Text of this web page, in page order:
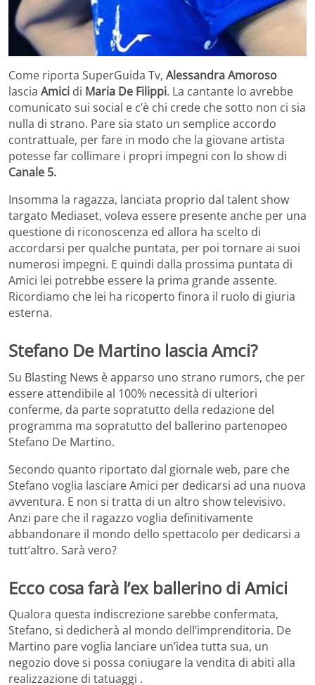
Come riporta SuperGuida Tv, Alessandra Amoroso
lascia Amici di Maria De Filippi. La cantante lo avrebbe
comunicato sui social e c’è chi crede che sotto non ci sia
nulla di strano. Pare sia stato un semplice accordo
contrattuale, per fare in modo che la giovane artista
potesse far collimare i propri impegni con lo show di
Canale 5.
Insomma la ragazza, lanciata proprio dal talent show
targato Mediaset, voleva essere presente anche per una
questione di riconoscenza ed allora ha scelto di
accordarsi per qualche puntata, per poi tornare ai suoi
numerosi impegni. E quindi dalla prossima puntata di
Amici lei potrebbe essere la prima grande assente.
Ricordiamo che lei ha ricoperto finora il ruolo di giuria
esterna.
Stefano De Martino lascia Amci?
Su Blasting News è apparso uno strano rumors, che per
essere attendibile al 100% necessità di ulteriori
conferme, da parte sopratutto della redazione del
programma ma sopratutto del ballerino partenopeo
Stefano De Martino.
Secondo quanto riportato dal giornale web, pare che
Stefano voglia lasciare Amici per dedicarsi ad una nuova
avventura. E non si tratta di un altro show televisivo.
Anzi pare che il ragazzo voglia definitivamente
abbandonare il mondo dello spettacolo per dedicarsi a
tutt’altro. Sarà vero?
Ecco cosa farà l’ex ballerino di Amici
Qualora questa indiscrezione sarebbe confermata,
Stefano, si dedicherà al mondo dell’imprenditoria. De
Martino pare voglia lanciare un’idea tutta sua, un
negozio dove si possa coniugare la vendita di abiti alla
realizzazione di tatuaggi .